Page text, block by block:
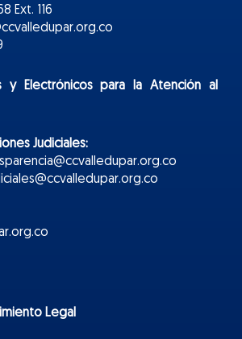
Ext. 116
yElectrónicospara la Atención al
Judiciales:
Legal